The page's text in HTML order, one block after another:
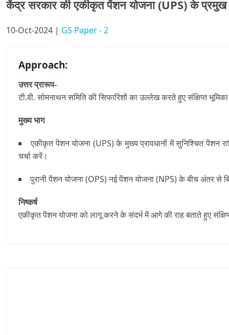
केंद्र सरकार की एकीकृत पेंशन योजना (UPS) के प्रमुख
10-Oct-2024 | GS Paper - 2
Approach:
उत्तर प्रारूप-
टी.वी. सोमनाथन समिति की सिफारिशों का उल्लेख करते हुए संक्षिप्त
मुख्य भाग
एकीकृत पेंशन योजना (UPS) के मुख्य प्रावधानों में सुनिश्चित पेंशन
चर्चा करें।
पुरानी पेंशन योजना (OPS) नई पेंशन योजना (NPS) के बीच अंतर
निष्कर्ष
एकीकृत पेंशन योजना को लागू करने के संदर्भ में आगे की राह बताते हुए